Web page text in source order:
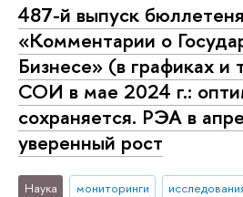
487-й выпуск бюллетеня
«Комментарии о
Бизнесе» (в графиках и
СОИ в мае 2024 г.:
сохраняется. РЭА в
уверенный рост
Наука мониторинги